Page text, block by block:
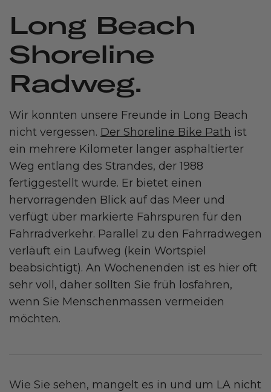
Long Beach
Shoreline
Radweg.
Wir konnten unsere Freunde in Long Beach
nicht vergessen. Der Shoreline Bike Path ist
ein mehrere Kilometer langer asphaltierter
Weg entlang des Strandes, der 1988
fertiggestellt wurde. Er bietet einen
hervorragenden Blick auf das Meer und
verfügt über markierte Fahrspuren für den
Fahrradverkehr. Parallel zu den Fahrradwegen
verläuft ein Laufweg (kein Wortspiel
beabsichtigt). An Wochenenden ist es hier oft
sehr voll, daher sollten Sie früh losfahren,
wenn Sie Menschenmassen vermeiden
möchten.
Wie Sie sehen, mangelt es in und um LA nicht